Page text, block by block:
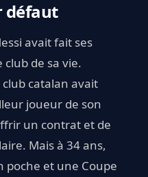
défaut
avait fait ses
club de sa vie.
catalan avait
joueur de son
un contrat et de
Mais à 34 ans,
poche et une Coupe